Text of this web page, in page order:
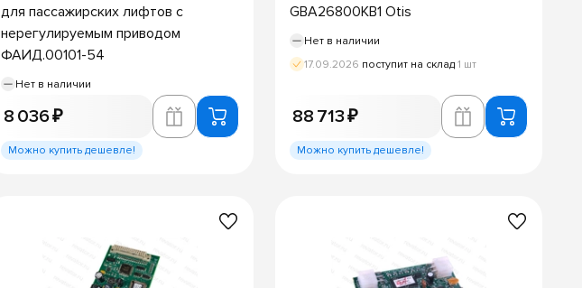
для пассажирских лифтов с
нерегулируемым приводом
ФАИД.00101-54
Нет в наличии
8 036 ₽
Можно купить дешевле!
GBA26800KB1 Otis
Нет в наличии
17.09.2026 поступит на склад 1 шт
88 713 ₽
Можно купить дешевле!